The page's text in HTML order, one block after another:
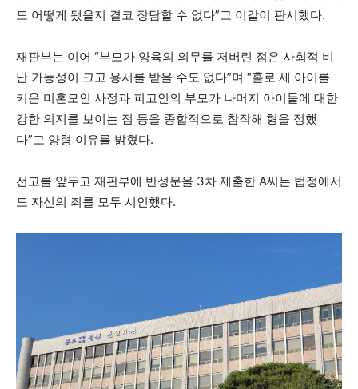
도 어떻게 됐을지 결코 장담할 수 없다”고 이같이 판시했다.
재판부는 이어 “부모가 양육의 의무를 저버린 점은 사회적 비
난 가능성이 크고 용서를 받을 수도 없다”며 “홀로 세 아이를
키운 미혼모인 사정과 피고인의 부모가 나머지 아이들에 대한
강한 의지를 보이는 점 등을 종합적으로 참작해 형을 정했
다”고 양형 이유를 밝혔다.
선고를 앞두고 재판부에 반성문을 3차 제출한 A씨는 법정에서
도 자신의 죄를 모두 시인했다.